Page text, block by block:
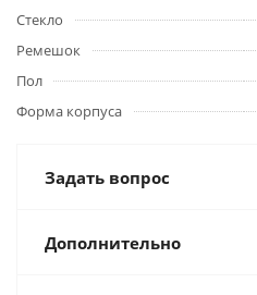
Стекло
Ремешок
Пол
Форма корпуса
Задать вопрос
Дополнительно